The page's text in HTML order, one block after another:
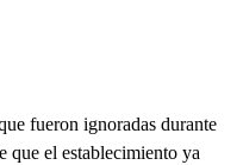
fueron ignoradas durante
que el establecimiento ya